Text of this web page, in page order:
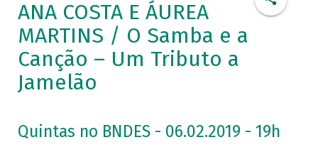
ANA COSTA E ÁUREA
MARTINS / O Samba e a
Canção – Um Tributo a
Jamelão
Quintas no BNDES - 06.02.2019 - 19h